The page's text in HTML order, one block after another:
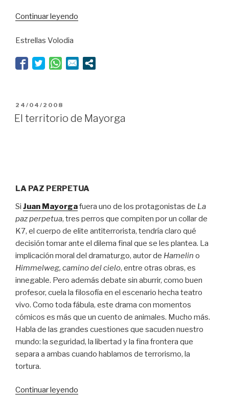
Continuar leyendo
justicia”
Estrellas Volodia
PUBLICADO
EL
24/04/2008
El territorio de Mayorga
LA PAZ PERPETUA
Si Juan Mayorgafuera uno de los protagonistas de La
paz perpetua, tres perros que compiten por un collar de
K7, el cuerpo de elite antiterrorista, tendría claro qué
decisión tomar ante el dilema final que se les plantea. La
implicación moral del dramaturgo, autor de Hamelin o
Himmelweg, camino del cielo, entre otras obras, es
innegable. Pero además debate sin aburrir, como buen
profesor, cuela la filosofía en el escenario hecha teatro
vivo. Como toda fábula, este drama con momentos
cómicos es más que un cuento de animales. Mucho más.
Habla de las grandes cuestiones que sacuden nuestro
mundo: la seguridad, la libertad y la fina frontera que
separa a ambas cuando hablamos de terrorismo, la
tortura.
Continuar leyendo